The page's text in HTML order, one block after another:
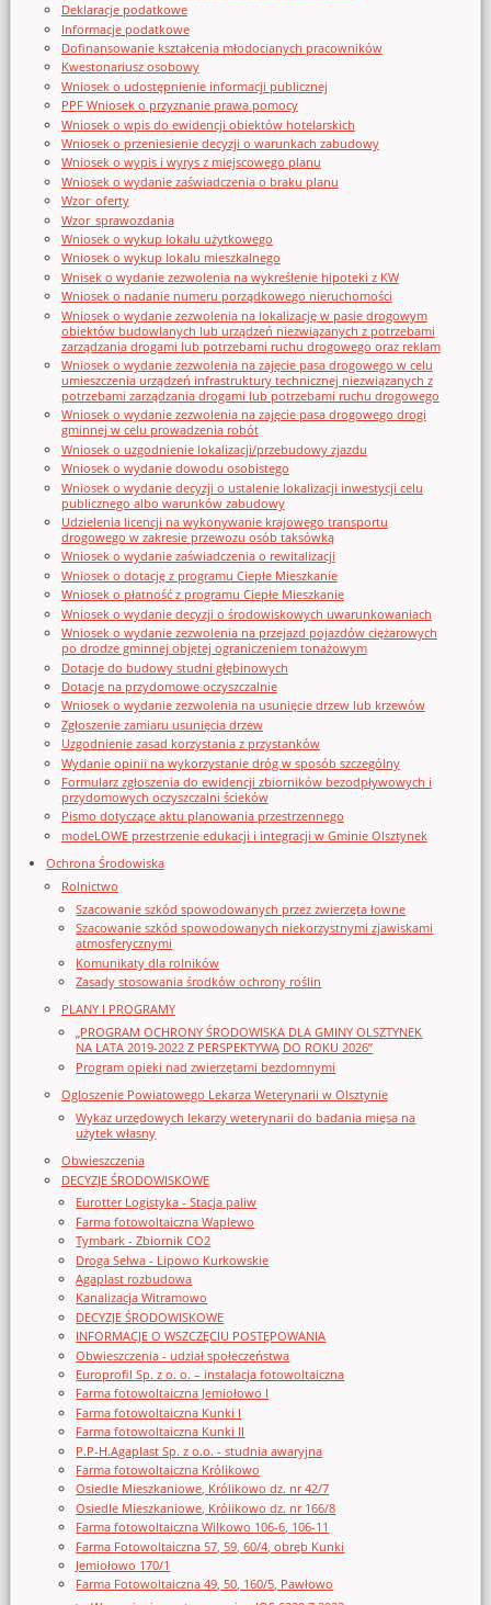
Deklaracje podatkowe
Informacje podatkowe
Dofinansowanie kształcenia młodocianych pracowników
Kwestonariusz osobowy
Wniosek o udostępnienie informacji publicznej
PPF Wniosek o przyznanie prawa pomocy
Wniosek o wpis do ewidencji obiektów hotelarskich
Wniosek o przeniesienie decyzji o warunkach zabudowy
Wniosek o wypis i wyrys z miejscowego planu
Wniosek o wydanie zaświadczenia o braku planu
Wzor_oferty
Wzor_sprawozdania
Wniosek o wykup lokalu użytkowego
Wniosek o wykup lokalu mieszkalnego
Wnisek o wydanie zezwolenia na wykreślenie hipoteki z KW
Wniosek o nadanie numeru porządkowego nieruchomości
Wniosek o wydanie zezwolenia na lokalizację w pasie drogowym
obiektów budowlanych lub urządzeń niezwiązanych z potrzebami
zarządzania drogami lub potrzebami ruchu drogowego oraz reklam
Wniosek o wydanie zezwolenia na zajęcie pasa drogowego w celu
umieszczenia urządzeń infrastruktury technicznej niezwiązanych z
potrzebami zarządzania drogami lub potrzebami ruchu drogowego
Wniosek o wydanie zezwolenia na zajęcie pasa drogowego drogi
gminnej w celu prowadzenia robót
Wniosek o uzgodnienie lokalizacji/przebudowy zjazdu
Wniosek o wydanie dowodu osobistego
Wniosek o wydanie decyzji o ustalenie lokalizacji inwestycji celu
publicznego albo warunków zabudowy
Udzielenia licencji na wykonywanie krajowego transportu
drogowego w zakresie przewozu osób taksówką
Wniosek o wydanie zaświadczenia o rewitalizacji
Wniosek o dotację z programu Ciepłe Mieszkanie
Wniosek o płatność z programu Ciepłe Mieszkanie
Wniosek o wydanie decyzji o środowiskowych uwarunkowaniach
Wniosek o wydanie zezwolenia na przejazd pojazdów ciężarowych
po drodze gminnej objętej ograniczeniem tonażowym
Dotacje do budowy studni głębinowych
Dotacje na przydomowe oczyszczalnie
Wniosek o wydanie zezwolenia na usunięcie drzew lub krzewów
Zgłoszenie zamiaru usunięcia drzew
Uzgodnienie zasad korzystania z przystanków
Wydanie opinii na wykorzystanie dróg w sposób szczególny
Formularz zgłoszenia do ewidencji zbiorników bezodpływowych i
przydomowych oczyszczalni ścieków
Pismo dotyczące aktu planowania przestrzennego
modeLOWE przestrzenie edukacji i integracji w Gminie Olsztynek
Ochrona Środowiska
Rolnictwo
Szacowanie szkód spowodowanych przez zwierzęta łowne
Szacowanie szkód spowodowanych niekorzystnymi zjawiskami
atmosferycznymi
Komunikaty dla rolników
Zasady stosowania środków ochrony roślin
PLANY I PROGRAMY
„PROGRAM OCHRONY ŚRODOWISKA DLA GMINY OLSZTYNEK
NA LATA 2019-2022 Z PERSPEKTYWĄ DO ROKU 2026”
Program opieki nad zwierzętami bezdomnymi
Ogloszenie Powiatowego Lekarza Weterynarii w Olsztynie
Wykaz urzędowych lekarzy weterynarii do badania mięsa na
użytek własny
Obwieszczenia
DECYZJE ŚRODOWISKOWE
Eurotter Logistyka - Stacja paliw
Farma fotowoltaiczna Waplewo
Tymbark - Zbiornik CO2
Droga Selwa - Lipowo Kurkowskie
Agaplast rozbudowa
Kanalizacja Witramowo
DECYZJE ŚRODOWISKOWE
INFORMACJE O WSZCZĘCIU POSTĘPOWANIA
Obwieszczenia - udział społeczeństwa
Europrofil Sp. z o. o. – instalacja fotowoltaiczna
Farma fotowoltaiczna Jemiołowo I
Farma fotowoltaiczna Kunki I
Farma fotowoltaiczna Kunki II
P.P-H.Agaplast Sp. z o.o. - studnia awaryjna
Farma fotowoltaiczna Królikowo
Osiedle Mieszkaniowe, Królikowo dz. nr 42/7
Osiedle Mieszkaniowe, Królikowo dz. nr 166/8
Farma fotowoltaiczna Wilkowo 106-6, 106-11
Farma Fotowoltaiczna 57, 59, 60/4, obręb Kunki
Jemiołowo 170/1
Farma Fotowoltaiczna 49, 50, 160/5, Pawłowo